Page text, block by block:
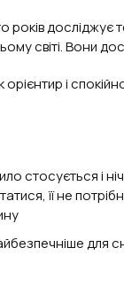
років
світі. Вони
і
стосується і
її не
для